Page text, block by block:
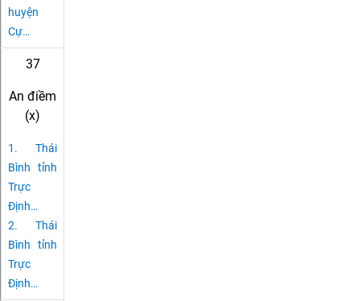
huyện
Cự…
37
An điềm
(x)
1. Thái
Bình tỉnh
Trực
Định…
2. Thái
Bình tỉnh
Trực
Định…